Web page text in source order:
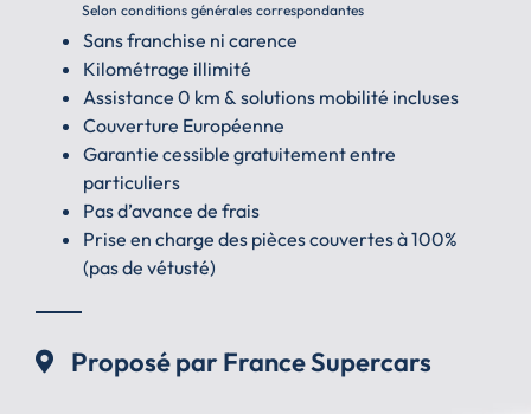
Selon conditions générales correspondantes
Sans franchise ni carence
Kilométrage illimité
Assistance 0 km & solutions mobilité incluses
Couverture Européenne
Garantie cessible gratuitement entre
particuliers
Pas d’avance de frais
Prise en charge des pièces couvertes à 100%
(pas de vétusté)
Proposé par France Supercars